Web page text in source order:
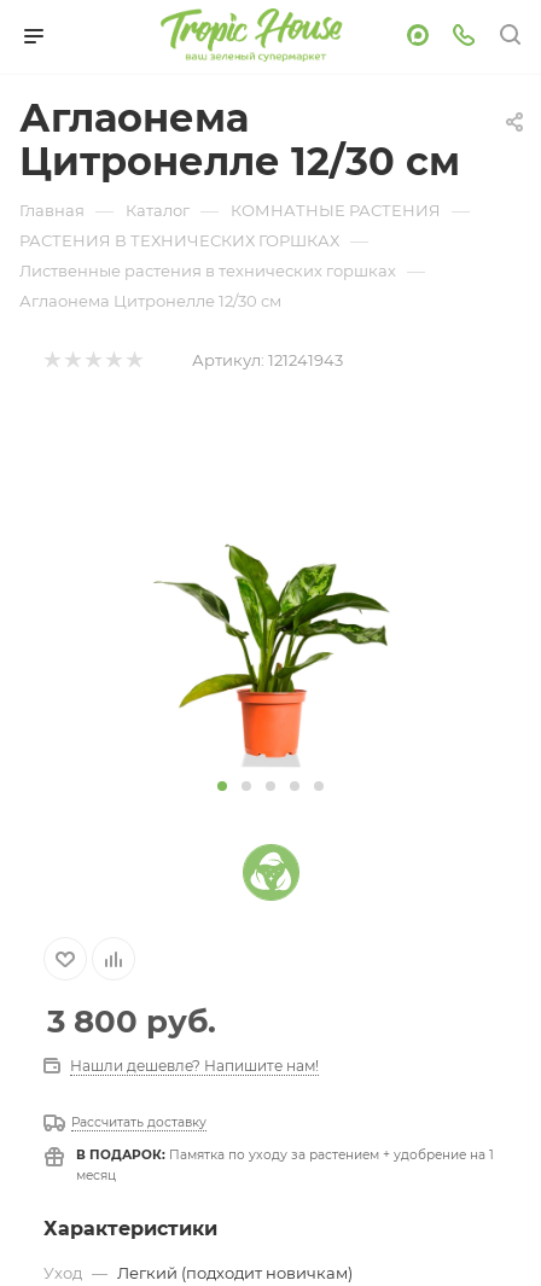
Аглаонема
Цитронелле 12/30 см
Главная — Каталог — КОМНАТНЫЕ РАСТЕНИЯ —
РАСТЕНИЯ В ТЕХНИЧЕСКИХ ГОРШКАХ —
Лиственные растения в технических горшках —
Аглаонема Цитронелле 12/30 см
Артикул: 121241943
3 800 руб.
Нашли дешевле? Напишите нам!
Рассчитать доставку
В ПОДАРОК: Памятка по уходу за растением + удобрение на 1
месяц
Характеристики
Уход — Легкий (подходит новичкам)